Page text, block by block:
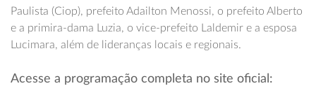
Paulista (Ciop), prefeito Adailton Menossi, o prefeito Alberto
e a primira-dama Luzia, o vice-prefeito Laldemir e a esposa
Lucimara, além de lideranças locais e regionais.
Acesse a programação completa no site oficial: